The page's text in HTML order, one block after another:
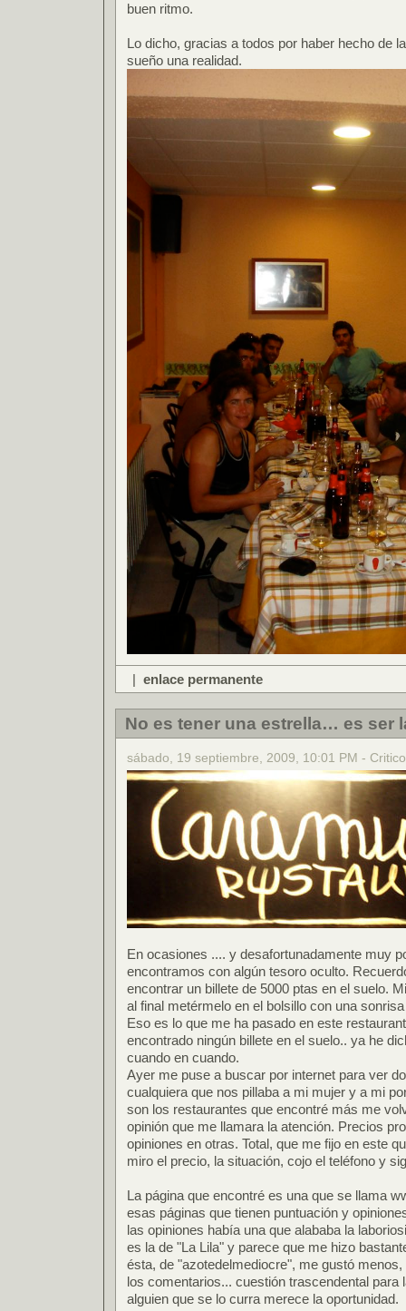
buen ritmo.
Lo dicho, gracias a todos por haber hecho de
sueño una realidad.
| enlace permanente
No es tener una estrella… es ser
sábado, 19 septiembre, 2009, 10:01 PM -
En ocasiones .... y desafortunadamente muy
encontramos con algún tesoro oculto.
encontrar un billete de 5000 ptas en el suelo.
al final metérmelo en el bolsillo con una
Eso es lo que me ha pasado en este
encontrado ningún billete en el suelo.. ya he
cuando en cuando.
Ayer me puse a buscar por internet para ver
cualquiera que nos pillaba a mi mujer y a mi
son los restaurantes que encontré más me
opinión que me llamara la atención. Precios
opiniones en otras. Total, que me fijo en este
miro el precio, la situación, cojo el teléfono y
La página que encontré es una que se llama
esas páginas que tienen puntuación y
las opiniones había una que alababa la
es la de "La Lila" y parece que me hizo
ésta, de "azotedelmediocre", me gustó
los comentarios... cuestión trascendental para
alguien que se lo curra merece la oportunidad.